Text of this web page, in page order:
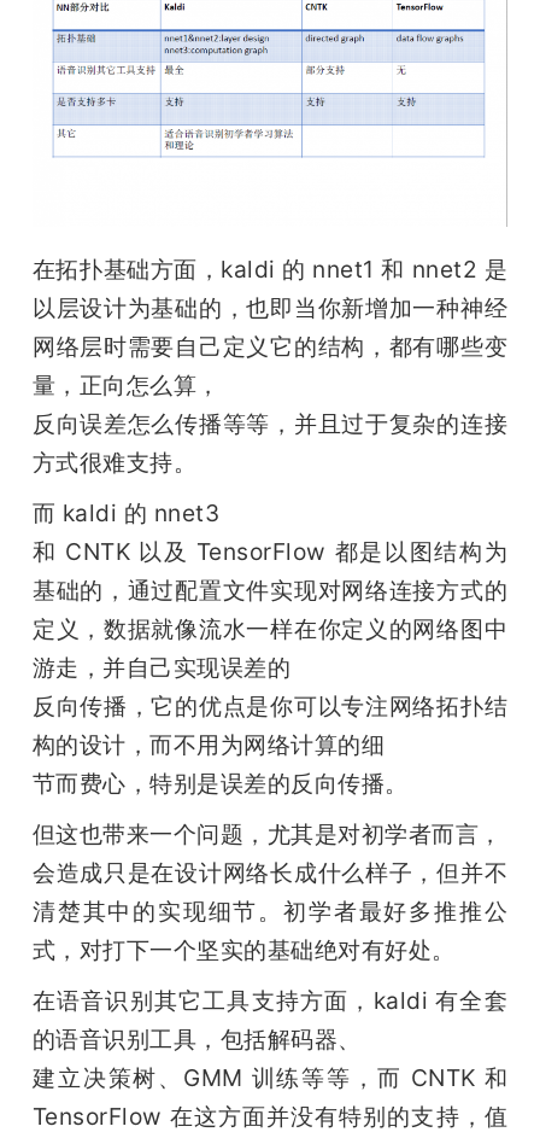
在拓扑基础方面，kaldi 的 nnet1 和 nnet2 是
以层设计为基础的，也即当你新增加一种神经
网络层时需要自己定义它的结构，都有哪些变
量，正向怎么算，
反向误差怎么传播等等，并且过于复杂的连接
方式很难支持。
而 kaldi 的 nnet3
和 CNTK 以及 TensorFlow 都是以图结构为
基础的，通过配置文件实现对网络连接方式的
定义，数据就像流水一样在你定义的网络图中
游走，并自己实现误差的
反向传播，它的优点是你可以专注网络拓扑结
构的设计，而不用为网络计算的细
节而费心，特别是误差的反向传播。
但这也带来一个问题，尤其是对初学者而言，
会造成只是在设计网络长成什么样子，但并不
清楚其中的实现细节。初学者最好多推推公
式，对打下一个坚实的基础绝对有好处。
在语音识别其它工具支持方面，kaldi 有全套
的语音识别工具，包括解码器、
建立决策树、GMM 训练等等，而 CNTK 和
TensorFlow 在这方面并没有特别的支持，值